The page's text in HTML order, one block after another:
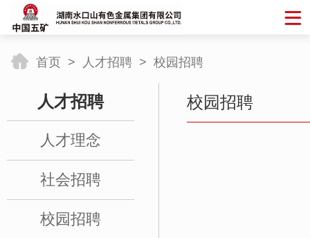
首页 > 人才招聘 > 校园招聘
人才招聘
人才理念
社会招聘
校园招聘
校园招聘